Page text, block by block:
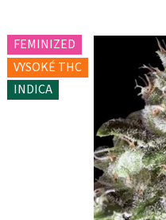
FEMINIZED
VYSOKÉ THC
INDICA